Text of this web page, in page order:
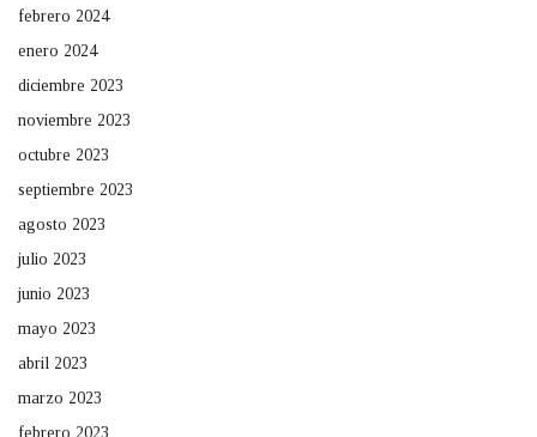
febrero 2024
enero 2024
diciembre 2023
noviembre 2023
octubre 2023
septiembre 2023
agosto 2023
julio 2023
junio 2023
mayo 2023
abril 2023
marzo 2023
febrero 2023